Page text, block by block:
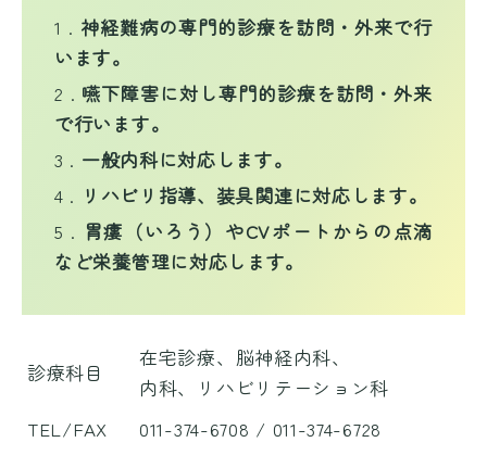
神経難病の専門的診療を訪問・外来で行
います。
嚥下障害に対し専門的診療を訪問・外来
で行います。
一般内科に対応します。
リハビリ指導、装具関連に対応します。
胃瘻（いろう）やCVポートからの点滴
など栄養管理に対応します。
診療科目
在宅診療、脳神経内科、
内科、リハビリテーション科
TEL/FAX
011-374-6708 / 011-374-6728